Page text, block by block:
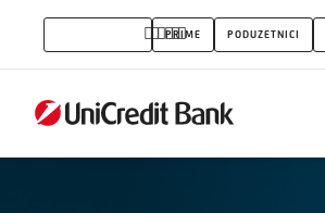
Namjenski
krediti
za
finansiranje
PRIME PODUZETNICI